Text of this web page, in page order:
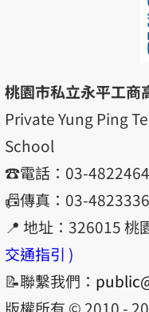
桃園市私立永平工商
Private Yung Ping
School
☎️電話：03-4822464
📠傳真：03-4823336
📍 地址：326015 桃
交通指引 )
📝聯繫我們：